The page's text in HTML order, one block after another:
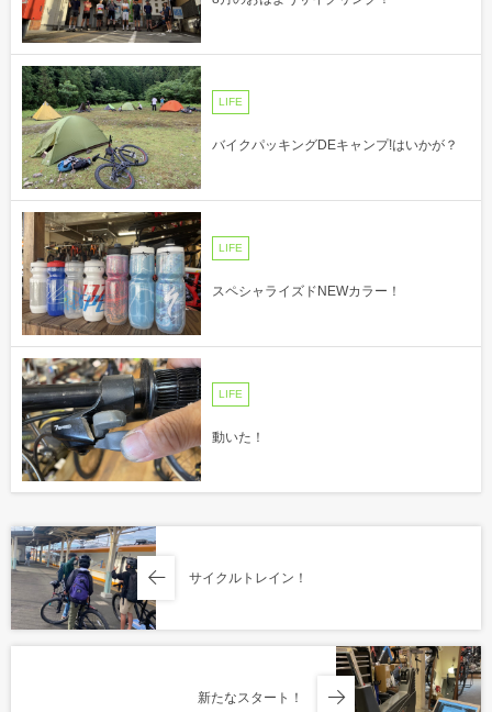
LIFE
バイクパッキングDEキャンプ!はいかが？
LIFE
スペシャライズドNEWカラー！
LIFE
動いた！
サイクルトレイン！
新たなスタート！